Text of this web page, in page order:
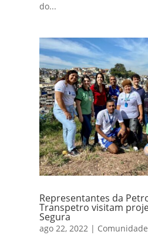
do...
Representantes da
Transpetro visitam
Segura
ago 22, 2022 |